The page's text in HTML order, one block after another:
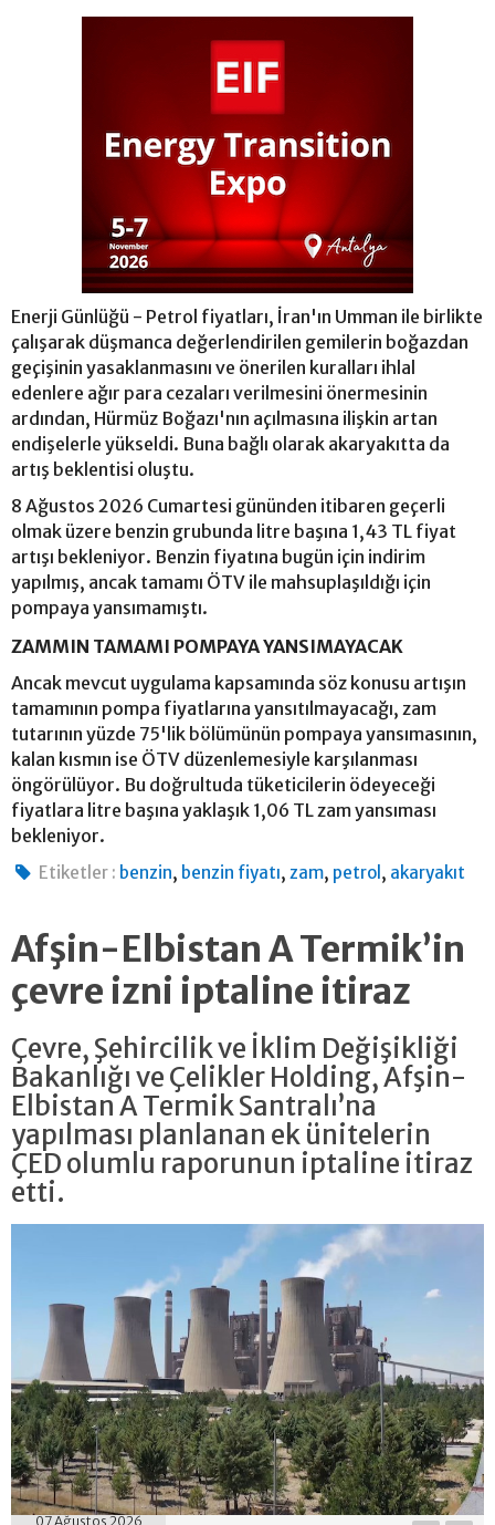
Enerji Günlüğü - Petrol fiyatları, İran'ın Umman ile birlikte
çalışarak düşmanca değerlendirilen gemilerin boğazdan
geçişinin yasaklanmasını ve önerilen kuralları ihlal
edenlere ağır para cezaları verilmesini önermesinin
ardından, Hürmüz Boğazı'nın açılmasına ilişkin artan
endişelerle yükseldi. Buna bağlı olarak akaryakıtta da
artış beklentisi oluştu.
8 Ağustos 2026 Cumartesi gününden itibaren geçerli
olmak üzere benzin grubunda litre başına 1,43 TL fiyat
artışı bekleniyor. Benzin fiyatına bugün için indirim
yapılmış, ancak tamamı ÖTV ile mahsuplaşıldığı için
pompaya yansımamıştı.
ZAMMIN TAMAMI POMPAYA YANSIMAYACAK
Ancak mevcut uygulama kapsamında söz konusu artışın
tamamının pompa fiyatlarına yansıtılmayacağı, zam
tutarının yüzde 75'lik bölümünün pompaya yansımasının,
kalan kısmın ise ÖTV düzenlemesiyle karşılanması
öngörülüyor. Bu doğrultuda tüketicilerin ödeyeceği
fiyatlara litre başına yaklaşık 1,06 TL zam yansıması
bekleniyor.
Etiketler : benzin, benzin fiyatı,zam, petrol , akaryakıt
Afşin-Elbistan A Termik’in
çevre izni iptaline itiraz
Çevre, Şehircilik ve İklim Değişikliği
Bakanlığı ve Çelikler Holding, Afşin-
Elbistan A Termik Santralı’na
yapılması planlanan ek ünitelerin
ÇED olumlu raporunun iptaline itiraz
etti.
07 Ağustos 2026